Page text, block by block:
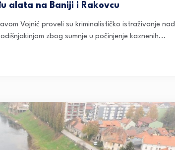
alata na Baniji i Rakovcu
Vojnić proveli su kriminalističko istraživanje nad
zbog sumnje u počinjenje kaznenih...